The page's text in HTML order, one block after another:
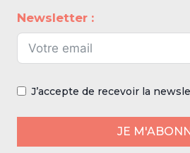
Newsletter :
J’accepte de recevoir la
JE